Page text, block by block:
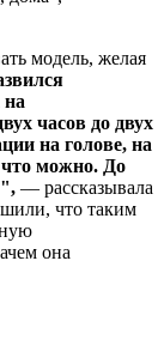
модель, желая
часов до двух
на голове, на
что можно. До
— рассказывала
что таким
она